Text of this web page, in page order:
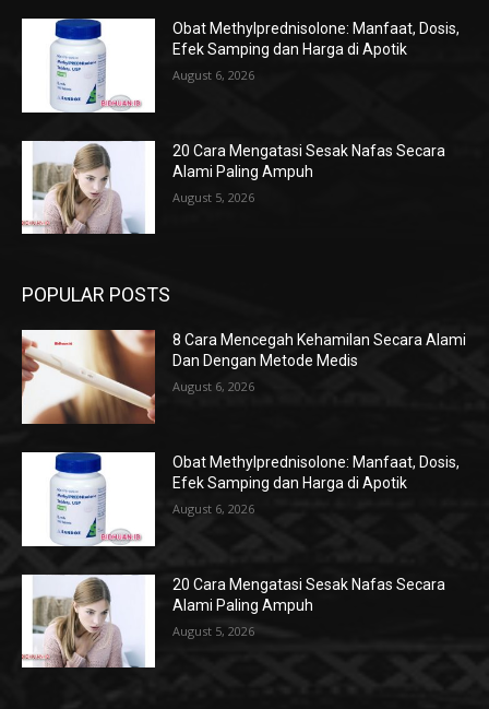
Obat Methylprednisolone: Manfaat, Dosis,
Efek Samping dan Harga di Apotik
August 6, 2026
20 Cara Mengatasi Sesak Nafas Secara
Alami Paling Ampuh
August 5, 2026
POPULAR POSTS
8 Cara Mencegah Kehamilan Secara Alami
Dan Dengan Metode Medis
August 6, 2026
Obat Methylprednisolone: Manfaat, Dosis,
Efek Samping dan Harga di Apotik
August 6, 2026
20 Cara Mengatasi Sesak Nafas Secara
Alami Paling Ampuh
August 5, 2026